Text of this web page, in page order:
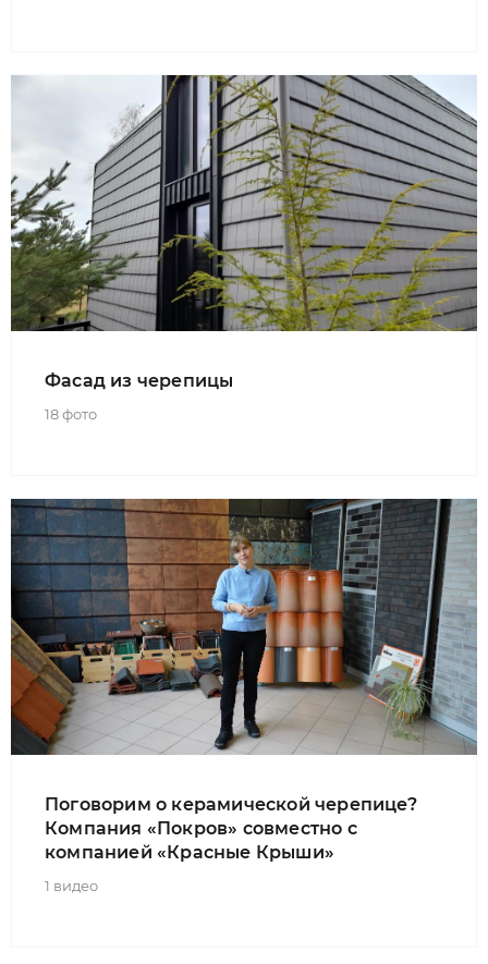
Фасад из черепицы
18 фото
Поговорим о керамической черепице?
Компания «Покров» совместно с
компанией «Красные Крыши»
1 видео